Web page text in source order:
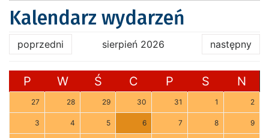
Kalendarz wydarzeń
poprzedni sierpień 2026 następny
P W Ś C P S N
27 28 29 30 31 1 2
3 4 5 6 7 8 9